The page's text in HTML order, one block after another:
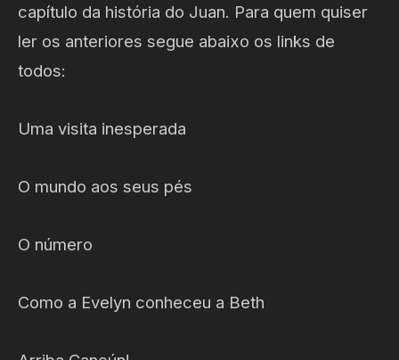
capítulo da história do Juan. Para quem quiser
ler os anteriores segue abaixo os links de
todos:
Uma visita inesperada
O mundo aos seus pés
O número
Como a Evelyn conheceu a Beth